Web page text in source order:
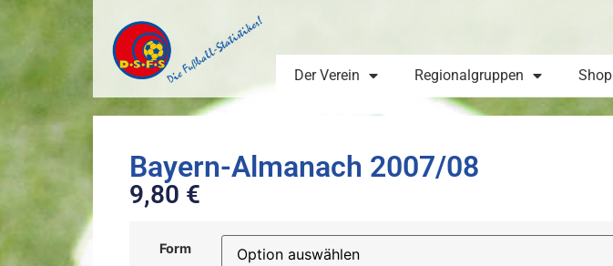
Der Verein Regionalgruppen Shop
Bayern-Almanach 2007/08
9,80 €
Form